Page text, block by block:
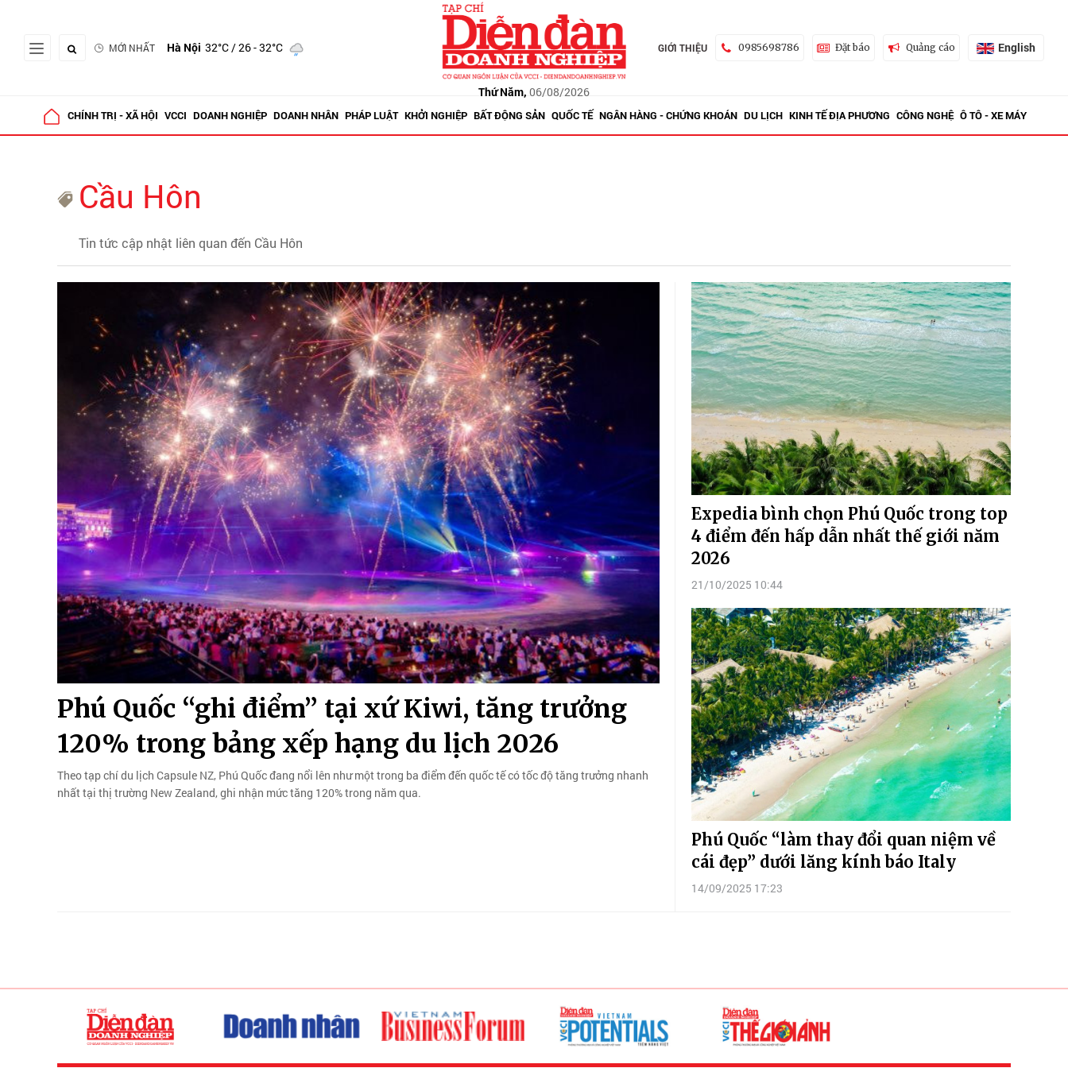
MỚI NHẤT Hà Nội 32°C/ 26 - 32°C
Thứ Năm, 06/08/2026
GIỚI THIỆU 0985698786 Đặt báo Quảng cáo English
CHÍNH TRỊ - XÃ HỘI VCCI DOANH NGHIỆP DOANH NHÂN PHÁP LUẬT KHỞI NGHIỆP BẤT ĐỘNG SẢN QUỐC TẾ NGÂN HÀNG - CHỨNG KHOÁN DU LỊCH KINH TẾ ĐỊA PHƯƠNG CÔNG NGHỆ Ô TÔ - XE MÁY
Cầu Hôn
Tin tức cập nhật liên quan đến Cầu Hôn
Phú Quốc “ghi điểm” tại xứ Kiwi, tăng trưởng
120% trong bảng xếp hạng du lịch 2026
Theo tạp chí du lịch Capsule NZ, Phú Quốc đang nổi lên như một trong ba điểm đến quốc tế có tốc độ tăng trưởng nhanh
nhất tại thị trường New Zealand, ghi nhận mức tăng 120% trong năm qua.
Expedia bình chọn Phú Quốc trong top
4 điểm đến hấp dẫn nhất thế giới năm
2026
21/10/2025 10:44
Phú Quốc “làm thay đổi quan niệm về
cái đẹp” dưới lăng kính báo Italy
14/09/2025 17:23